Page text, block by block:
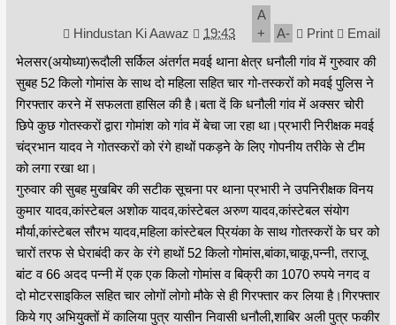
Hindustan Ki Aawaz 19:43
A
+
A- Print
Email
भेलसर(अयोध्या)रूदौली सर्किल अंतर्गत मवई थाना क्षेत्र धनौली गांव में गुरुवार की
सुबह 52 किलो गोमांस के साथ दो महिला सहित चार गो-तस्करों को मवई पुलिस ने
गिरफ्तार करने में सफलता हासिल की है।बता दें कि धनौली गांव में अक्सर चोरी
छिपे कुछ गोतस्करों द्वारा गोमांश को गांव में बेचा जा रहा था।प्रभारी निरीक्षक मवई
चंद्रभान यादव ने गोतस्करों को रंगे हाथों पकड़ने के लिए गोपनीय तरीके से टीम
को लगा रखा था।
गुरुवार की सुबह मुखबिर की सटीक सूचना पर थाना प्रभारी ने उपनिरीक्षक विनय
कुमार यादव,कांस्टेबल अशोक यादव,कांस्टेबल अरुण यादव,कांस्टेबल संयोग
मौर्या,कांस्टेबल सौरभ यादव,महिला कांस्टेबल प्रियंका के साथ गोतस्करों के घर को
चारों तरफ से घेराबंदी कर के रंगे हाथों 52 किलो गोमांस,बांका,चाकू,पन्नी, तराजू
बांट व 66 अदद पन्नी में एक एक किलो गोमांस व बिक्री का 1070 रुपये नगद व
दो मोटरसाइकिल सहित चार लोगों लोगो मौके से ही गिरफ्तार कर लिया है।गिरफ्तार
किये गए अभियुक्तों में कालिया पुत्र यासीन निवासी धनौली,शाबिर अली पुत्र फकीर